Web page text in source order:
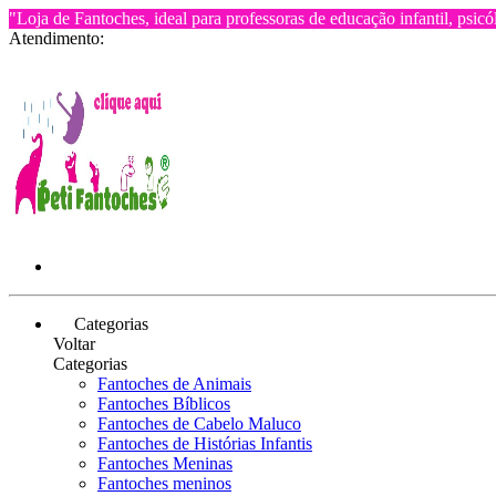
"Loja de Fantoches, ideal para professoras de educação infantil,
Atendimento:
Categorias
Voltar
Categorias
Fantoches de Animais
Fantoches Bíblicos
Fantoches de Cabelo Maluco
Fantoches de Histórias Infantis
Fantoches Meninas
Fantoches meninos